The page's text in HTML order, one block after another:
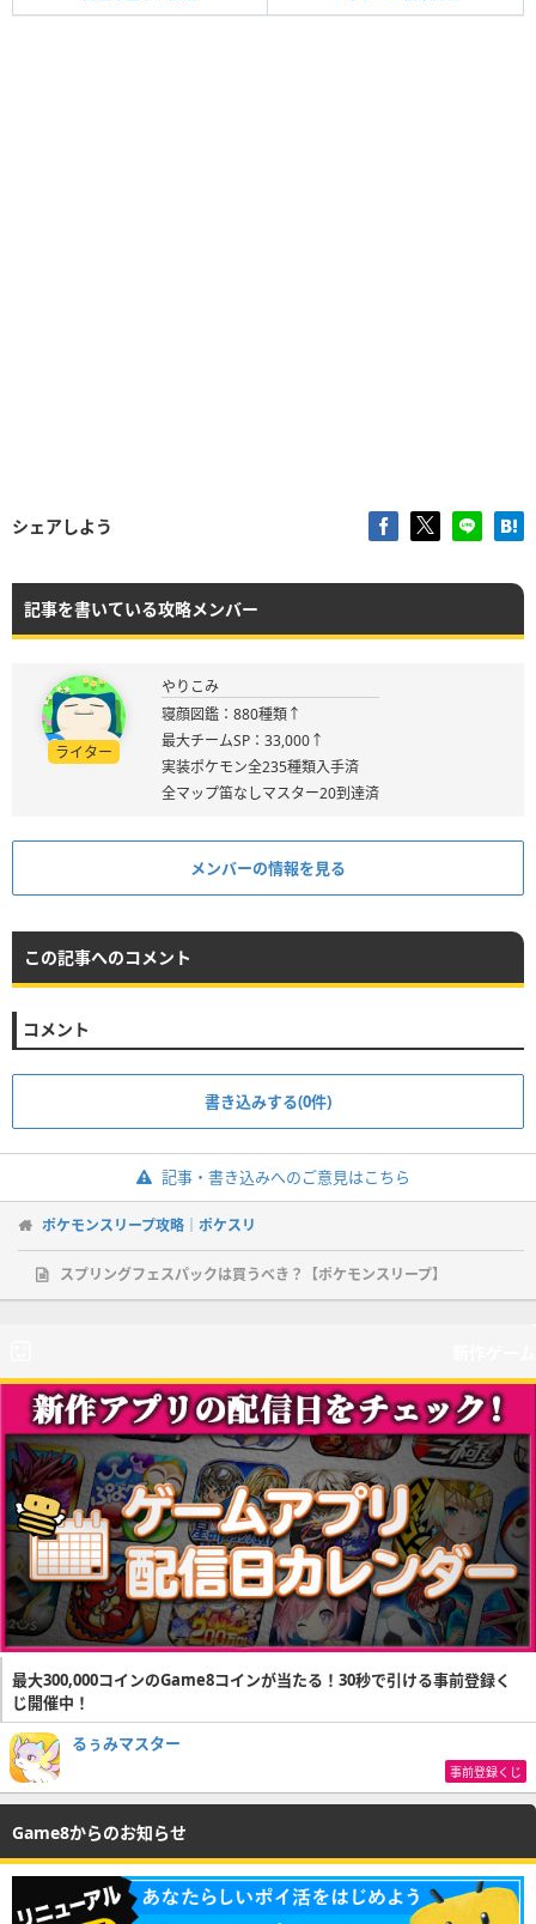
シェアしよう
記事を書いている攻略メンバー
ライター
やりこみ
寝顔図鑑：880種類↑
最大チームSP：33,000↑
実装ポケモン全235種類入手済
全マップ笛なしマスター20到達済
メンバーの情報を見る
この記事へのコメント
コメント
書き込みする(0件)
記事・書き込みへのご意見はこちら
ポケモンスリープ攻略｜ポケスリ
スプリングフェスパックは買うべき？【ポケモンスリープ】
最大300,000コインのGame8コインが当たる！30秒で引ける事前登録く
じ開催中！
るぅみマスター
事前登録くじ
Game8からのお知らせ